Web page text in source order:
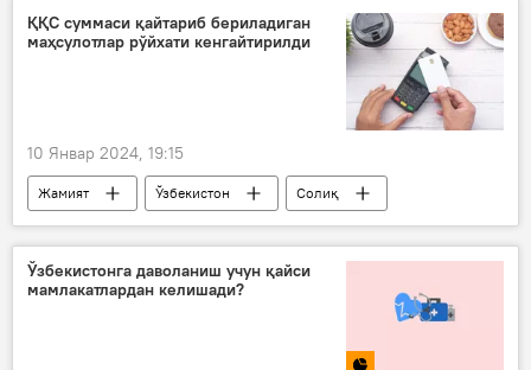
Европарламент
Олаф Шолц
Германия канцлери
ҚҚС суммаси қайтариб бериладиган
маҳсулотлар рўйхати кенгайтирилди
10 Январ 2024, 19:15
Жамият Ўзбекистон
Солиқ
ҚҚС
дори ун шакар
Ўзбекистонга даволаниш учун қайси
мамлакатлардан келишади?